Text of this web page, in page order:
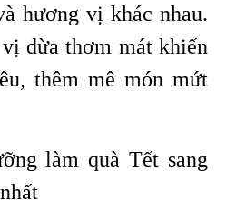
hương vị khác nhau.
dừa thơm mát khiến
thêm mê món mứt
làm quà Tết sang